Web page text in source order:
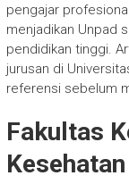
pengajar
menjadikan Unpad
pendidikan tinggi.
jurusan di
referensi sebelum
Fakultas
Kesehatan